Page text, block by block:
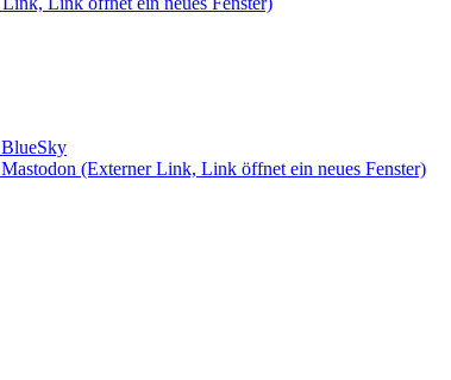
(Externer Link, Link öffnet ein neues Fenster)